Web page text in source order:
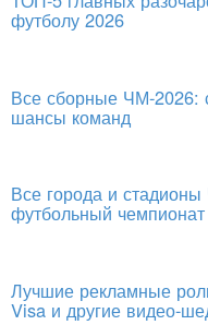
футболу 2026
Все сборные ЧМ-2026:
шансы команд
Все города и
футбольный
Лучшие рекламные
Visa и другие видео-